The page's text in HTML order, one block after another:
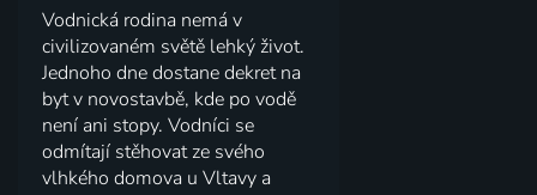
Vodnická rodina nemá v
civilizovaném světě lehký život.
Jednoho dne dostane dekret na
byt v novostavbě, kde po vodě
není ani stopy. Vodníci se
odmítají stěhovat ze svého
vlhkého domova u Vltavy a